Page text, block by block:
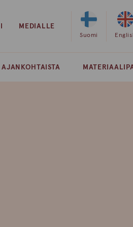
MEDIALLE
Valitse
Suomi
AJANKOHTAISTA